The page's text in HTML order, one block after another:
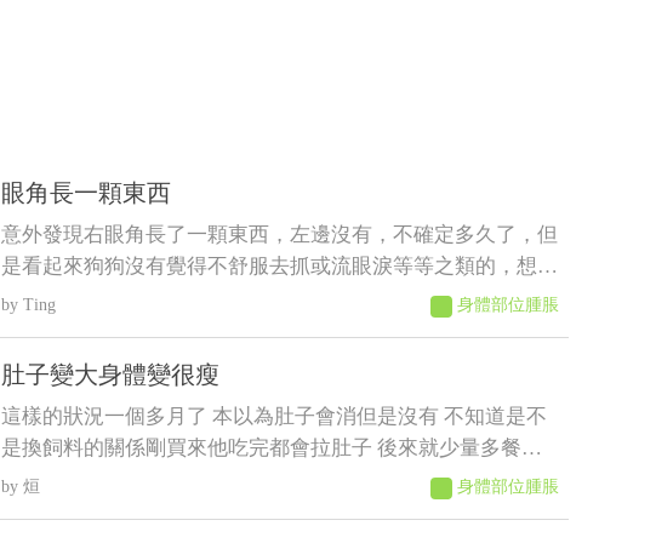
眼角長一顆東西
意外發現右眼角長了一顆東西，左邊沒有，不確定多久了，但
是看起來狗狗沒有覺得不舒服去抓或流眼淚等等之類的，想請
問這是什麼？會不會影響眼睛
Ting 身體部位腫脹
肚子變大身體變很瘦
這樣的狀況一個多月了 本以為肚子會消但是沒有 不知道是不
是換飼料的關係剛買來他吃完都會拉肚子 後來就少量多餐就
比較不會拉了以前飼料都吃很快 現在都吃很慢有時候還沒有
烜 身體部位腫脹